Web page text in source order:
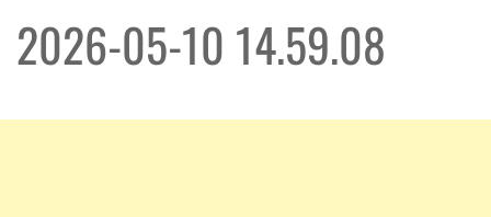
2026-05-10 14.59.08